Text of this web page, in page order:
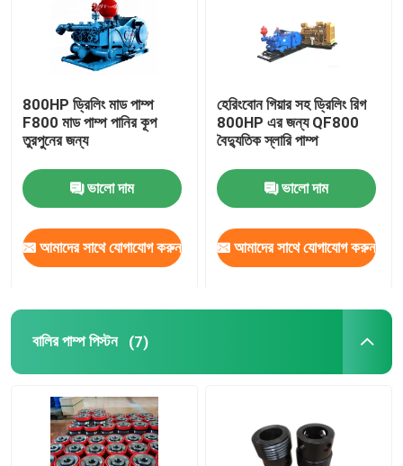
কঠিন নিয়ন্ত্রণ সরঞ্জাম
রিগ উপাদান
800HP ড্রিলিং মাড পাম্প
F800 মাড পাম্প পানির কূপ
তুরপুনের জন্য
ভালো দাম
আমাদের সাথে যোগাযোগ করুন
হেরিংবোন গিয়ার সহ ড্রিলিং রিগ
800HP এর জন্য QF800
বৈদ্যুতিক স্লারি পাম্প
ভালো দাম
আমাদের সাথে যোগাযোগ করুন
বালির পাম্প পিস্টন (7)